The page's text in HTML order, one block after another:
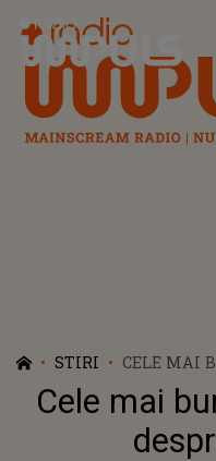
Radio Impuls
STIRI
CELE MAI
UCRAINA
Cele mai